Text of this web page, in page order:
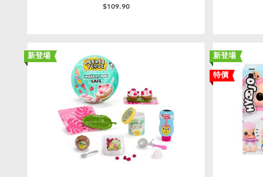
$109.90
新登場 新登場
特價